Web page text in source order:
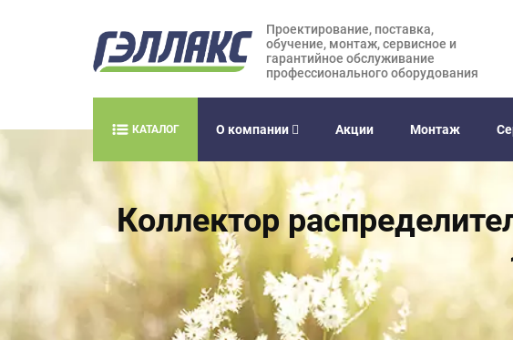
Проектирование, поставка,
обучение, монтаж, сервисное и
гарантийное обслуживание
профессионального оборудования
КАТАЛОГ О компании Акции Монтаж
Коллектор